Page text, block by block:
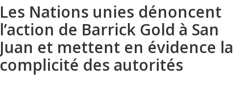
Les Nations unies dénoncent
l’action de Barrick Gold à San
Juan et mettent en évidence la
complicité des autorités